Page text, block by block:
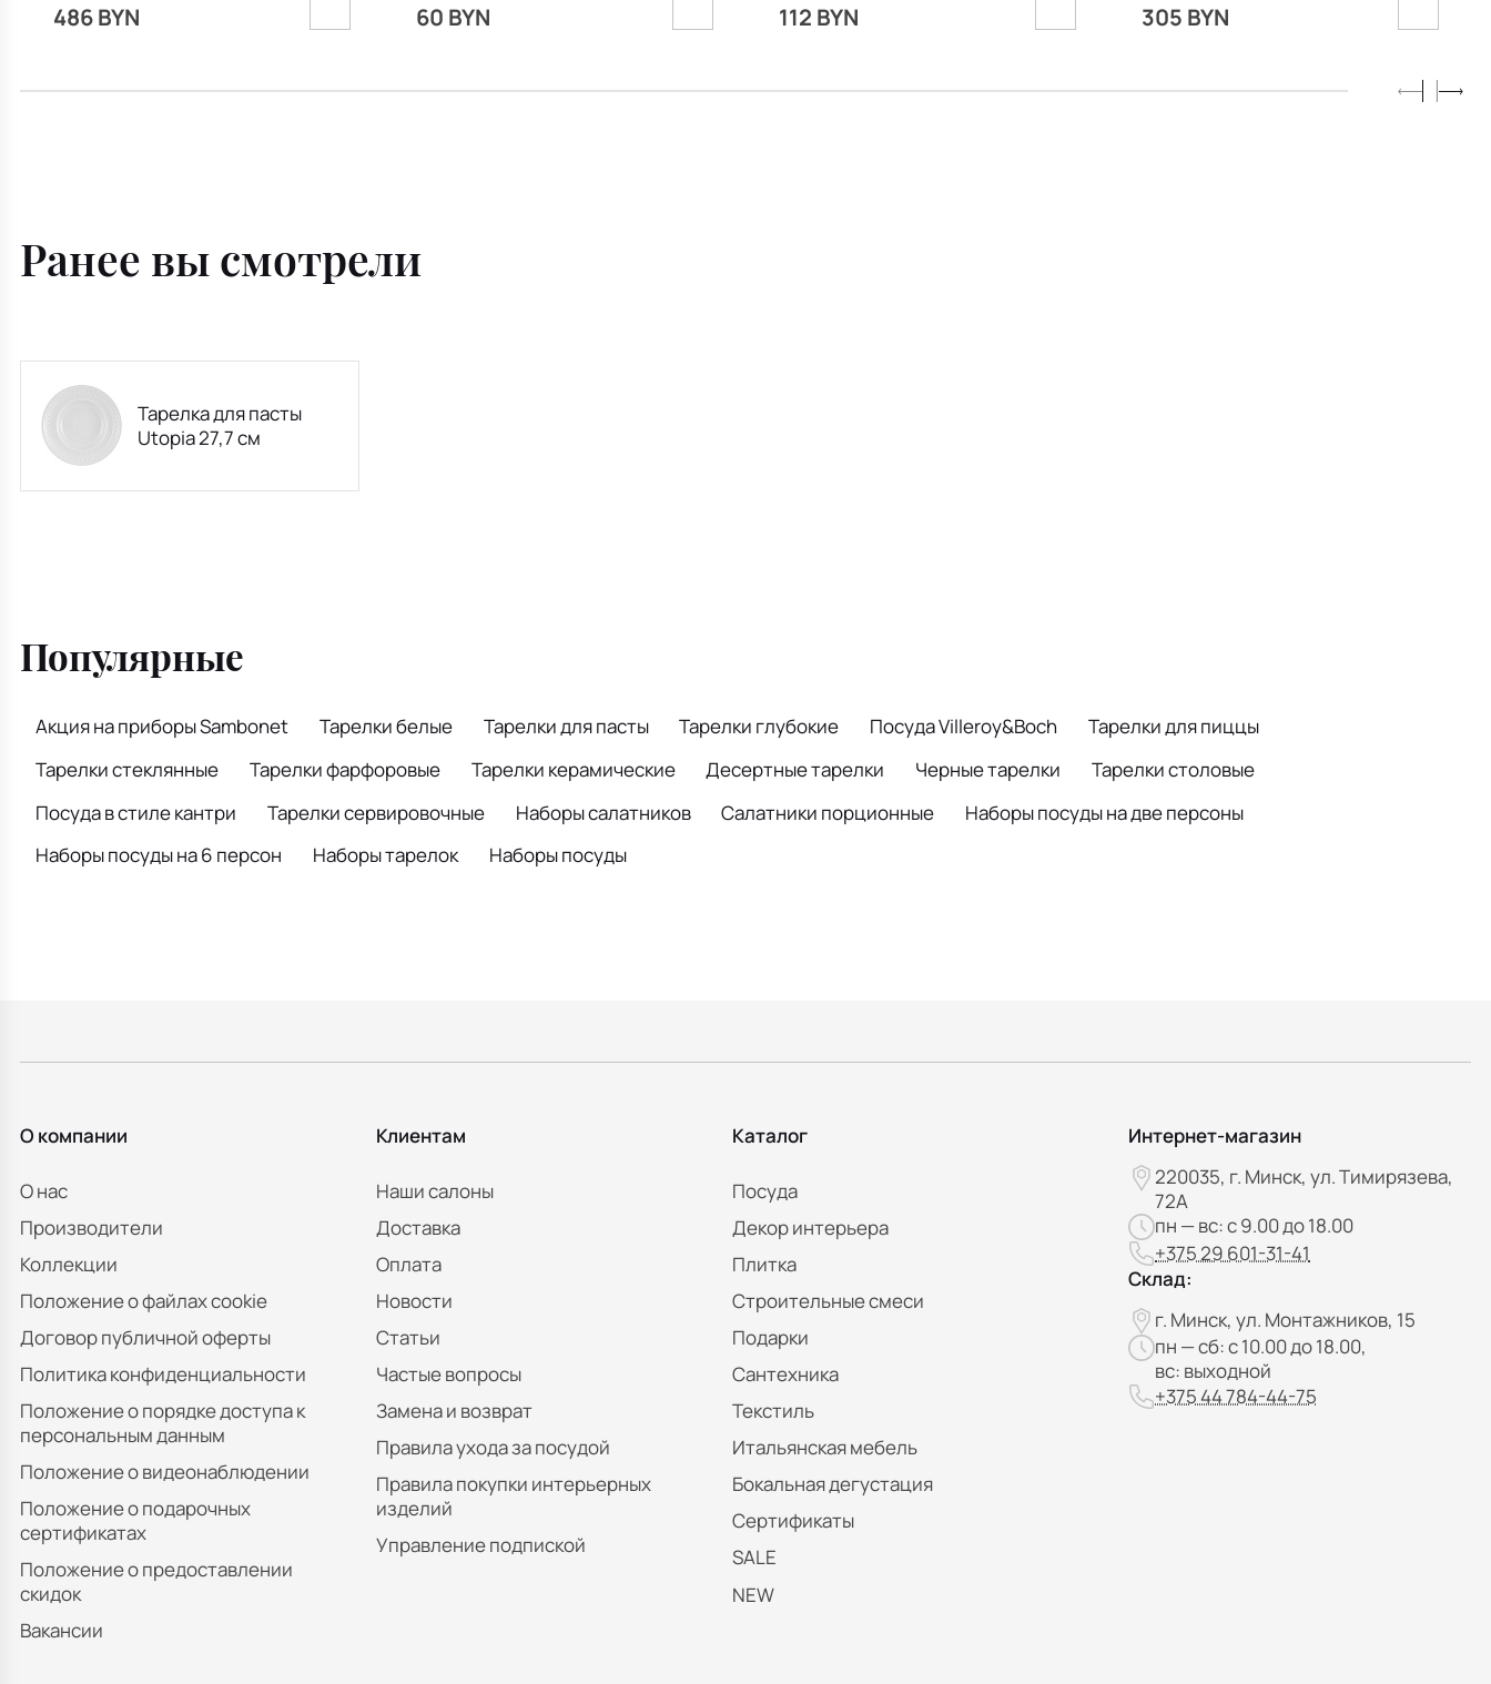
486 BYN 60 BYN 112 BYN 305 BYN
Ранее вы смотрели
Тарелка для пасты
Utopia 27,7 см
Популярные
Акция на приборы Sambonet Тарелки белые Тарелки для пасты Тарелки глубокие Посуда Villeroy&Boch
Тарелки для пиццы
Тарелки стеклянные
Тарелки фарфоровые Тарелки керамические Десертные тарелки Черные тарелки
Тарелки столовые
Посуда в стиле кантри
Тарелки сервировочные Наборы салатников Салатники порционные
Наборы посуды на две персоны
Наборы посуды на 6 персон
Наборы тарелок Наборы посуды
О компании
О нас
Производители
Коллекции
Положение о файлах cookie
Договор публичной оферты
Политика конфиденциальности
Положение о порядке доступа к
персональным данным
Положение о видеонаблюдении
Положение о подарочных
сертификатах
Положение о предоставлении
скидок
Вакансии
Клиентам
Наши салоны
Доставка
Оплата
Новости
Статьи
Частые вопросы
Замена и возврат
Правила ухода за посудой
Правила покупки интерьерных
изделий
Управление подпиской
Каталог
Посуда
Декор интерьера
Плитка
Строительные смеси
Подарки
Сантехника
Текстиль
Итальянская мебель
Бокальная дегустация
Сертификаты
SALE
NEW
Интернет-магазин
220035, г. Минск, ул. Тимирязева,
72А
пн — вс: с 9.00 до 18.00
+375 29 601-31-41
Склад:
г. Минск, ул. Монтажников, 15
пн — сб: с 10.00 до 18.00,
вс: выходной
+375 44 784-44-75